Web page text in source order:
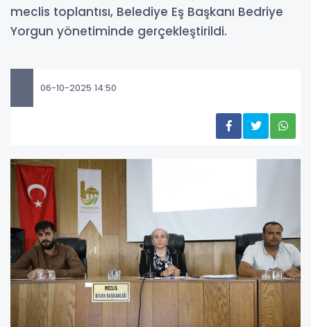
meclis toplantısı, Belediye Eş Başkanı Bedriye
Yorgun yönetiminde gerçekleştirildi.
06-10-2025 14:50